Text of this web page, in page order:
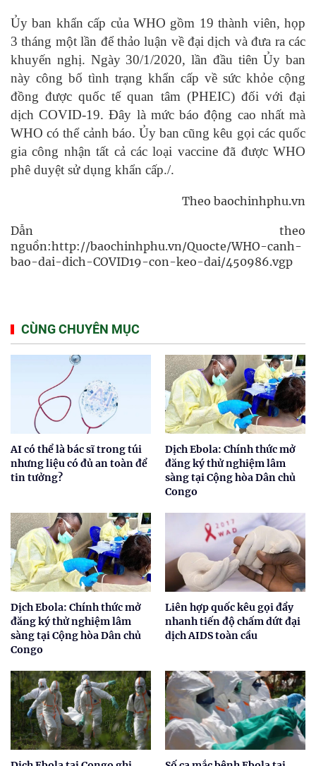
Ủy ban khẩn cấp của WHO gồm 19 thành viên, họp
3 tháng một lần để thảo luận về đại dịch và đưa ra các
khuyến nghị. Ngày 30/1/2020, lần đầu tiên Ủy ban
này công bố tình trạng khẩn cấp về sức khỏe cộng
đồng được quốc tế quan tâm (PHEIC) đối với đại
dịch COVID-19. Đây là mức báo động cao nhất mà
WHO có thể cảnh báo. Ủy ban cũng kêu gọi các quốc
gia công nhận tất cả các loại vaccine đã được WHO
phê duyệt sử dụng khẩn cấp./.
Theo baochinhphu.vn
Dẫn theo
nguồn:http://baochinhphu.vn/Quocte/WHO-canh-
bao-dai-dich-COVID19-con-keo-dai/450986.vgp
CÙNG CHUYÊN MỤC
AI có thể là bác sĩ trong túi
nhưng liệu có đủ an toàn để
tin tưởng?
Dịch Ebola: Chính thức mở
đăng ký thử nghiệm lâm
sàng tại Cộng hòa Dân chủ
Congo
Dịch Ebola: Chính thức mở
đăng ký thử nghiệm lâm
sàng tại Cộng hòa Dân chủ
Congo
Liên hợp quốc kêu gọi đẩy
nhanh tiến độ chấm dứt đại
dịch AIDS toàn cầu